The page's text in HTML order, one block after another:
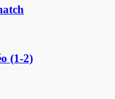
(1-2)